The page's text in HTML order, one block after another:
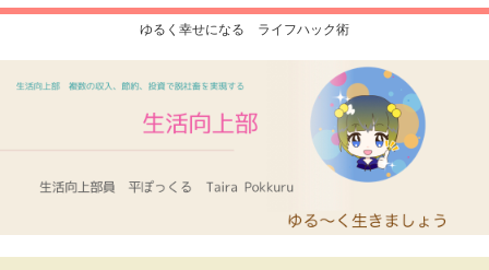
ゆるく幸せになる ライフハック術